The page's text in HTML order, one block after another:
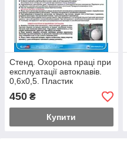
Стенд. Охорона праці при
експлуатації автоклавів.
0,6х0,5. Пластик
450 ₴
Купити